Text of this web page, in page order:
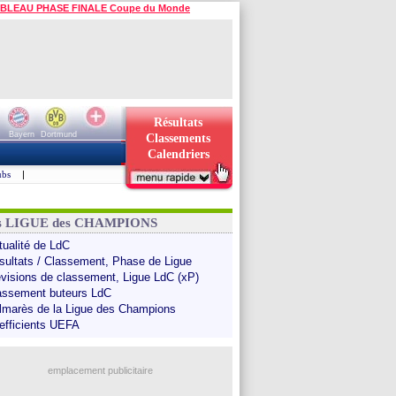
PHASE FINALE Coupe du Monde
Bayern
Dortmund
Résultats
Classements
Calendriers
|
LIGUE des CHAMPIONS
de LdC
/ Classement, Phase de Ligue
de classement, Ligue LdC (xP)
buteurs LdC
de la Ligue des Champions
UEFA
emplacement publicitaire